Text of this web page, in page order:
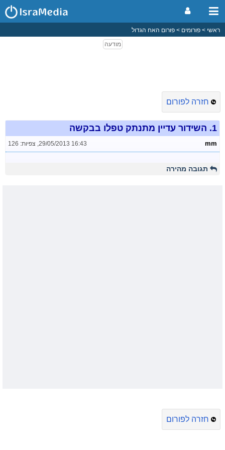
ראשי פורומים פורום האח הגדול
חזרה לפורום
1. השידור עדיין מתנתק טפלו בבקשה
mm
29/05/2013 16:43
, צפיות: 126
תגובה מהירה
חזרה לפורום